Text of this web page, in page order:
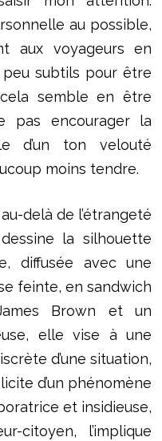
au possible,
aux voyageurs en
subtils pour être
semble en être
pas encourager la
d’un ton velouté
moins tendre.
delà de l’étrangeté
la silhouette
diffusée avec une
feinte, en sandwich
Brown et un
elle vise à une
d’une situation,
d’un phénomène
et insidieuse,
citoyen, l’implique